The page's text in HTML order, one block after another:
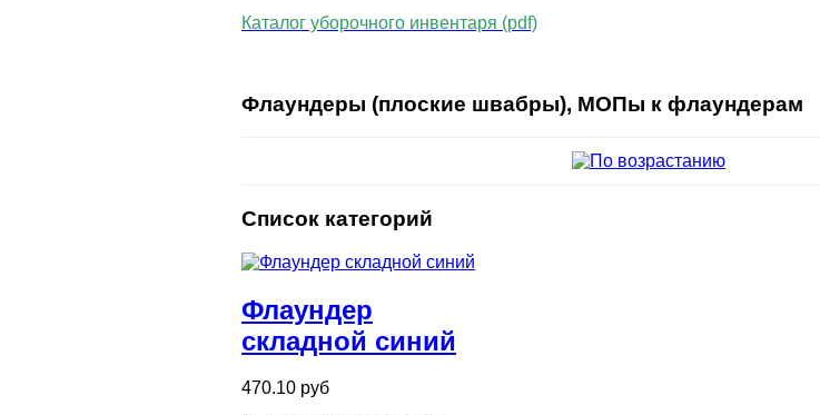
Каталог уборочного инвентаря (pdf)
Флаундеры (плоские швабры), МОПы к флаундерам
Список категорий
Флаундер
складной синий
470.10 руб